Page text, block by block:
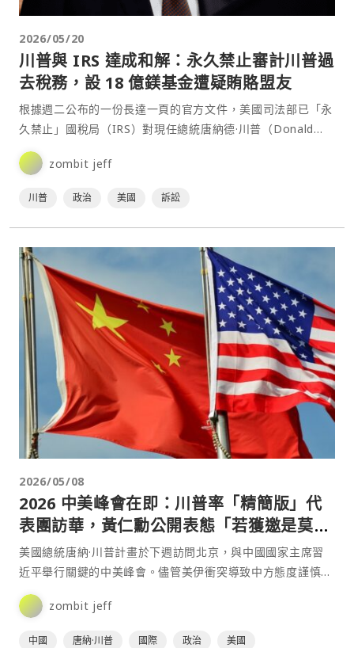
2026/05/20
川普與 IRS 達成和解：永久禁止審計川普過
去稅務，設 18 億鎂基金遭疑賄賂盟友
根據週二公布的一份長達一頁的官方文件，美國司法部已「永
久禁止」國稅局（IRS）對現任總統唐納德·川普（Donald
Trump）、其家屬及旗下公司過去的稅務申報進行⋯
zombit jeff
川普 政治 美國 訴訟
2026/05/08
2026 中美峰會在即：川普率「精簡版」代
表團訪華，黃仁勳公開表態「若獲邀是莫大
榮幸」
美國總統唐納·川普計畫於下週訪問北京，與中國國家主席習
近平舉行關鍵的中美峰會。儘管美伊衝突導致中方態度謹慎，
但川普的行程預計如期推進。值得關注的是，此次隨行的美國
企⋯ zombit jeff
中國 唐納·川普 國際 政治 美國